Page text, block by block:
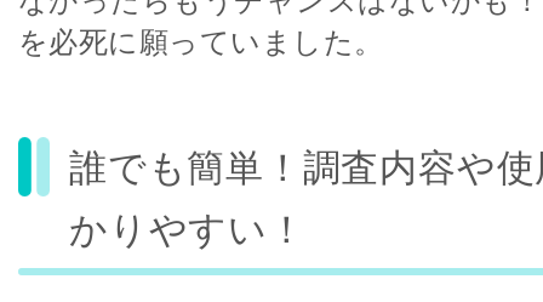
を必死に願っていました。
誰でも簡単！調査内容や
かりやすい！